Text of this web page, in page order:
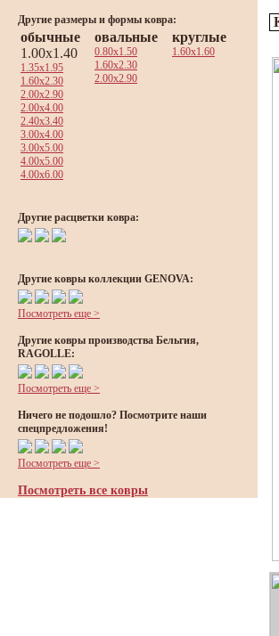
Другие размеры и формы ковра:
обычные
1.00x1.40
1.35x1.95
1.60x2.30
2.00x2.90
2.00x4.00
2.40x3.40
3.00x4.00
3.00x5.00
4.00x5.00
4.00x6.00
овальные
0.80x1.50
1.60x2.30
2.00x2.90
круглые
1.60x1.60
Другие расцветки ковра:
Другие ковры коллекции GENOVA:
Посмотреть еще >
Другие ковры производства Бельгия,
RAGOLLE:
Посмотреть еще >
Ничего не подошло? Посмотрите наши
спецпредложения!
Посмотреть еще >
Посмотреть все ковры